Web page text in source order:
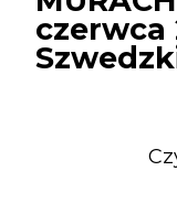
czerwca